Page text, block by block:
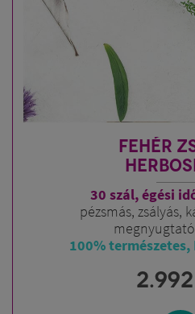
FEHÉR
30 szál, égési
pézsmás, zsályás,
100%
2.992